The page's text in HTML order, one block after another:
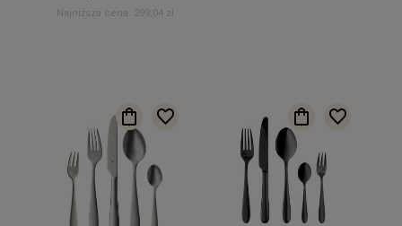
Najniższa cena:
299,04 zł